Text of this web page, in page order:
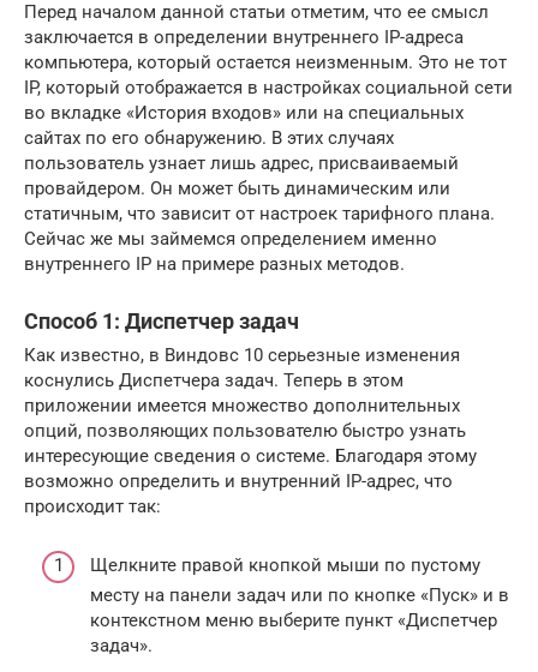
Перед началом данной статьи отметим, что ее смысл
заключается в определении внутреннего IP-адреса
компьютера, который остается неизменным. Это не тот
IP, который отображается в настройках социальной сети
во вкладке «История входов» или на специальных
сайтах по его обнаружению. В этих случаях
пользователь узнает лишь адрес, присваиваемый
провайдером. Он может быть динамическим или
статичным, что зависит от настроек тарифного плана.
Сейчас же мы займемся определением именно
внутреннего IP на примере разных методов.
Способ 1: Диспетчер задач
Как известно, в Виндовс 10 серьезные изменения
коснулись Диспетчера задач. Теперь в этом
приложении имеется множество дополнительных
опций, позволяющих пользователю быстро узнать
интересующие сведения о системе. Благодаря этому
возможно определить и внутренний IP-адрес, что
происходит так:
Щелкните правой кнопкой мыши по пустому
месту на панели задач или по кнопке «Пуск» и в
контекстном меню выберите пункт «Диспетчер
задач».